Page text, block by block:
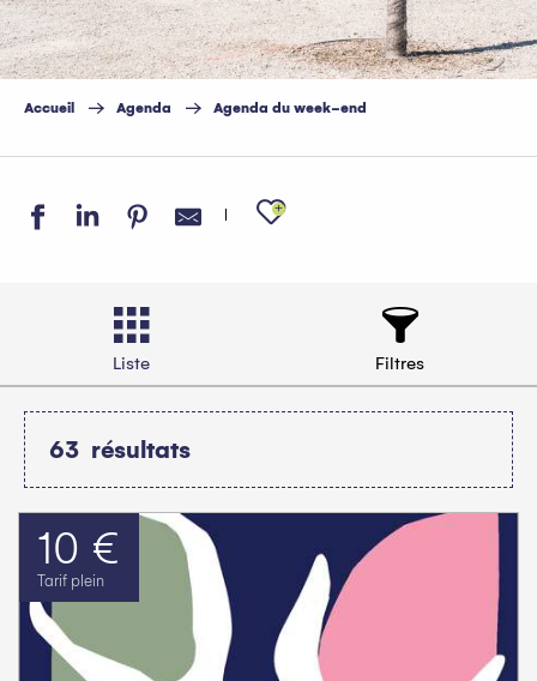
Accueil Agenda Agenda du week-end
Ajouter aux
Liste Filtres
63 résultats
10 €
Tarif plein